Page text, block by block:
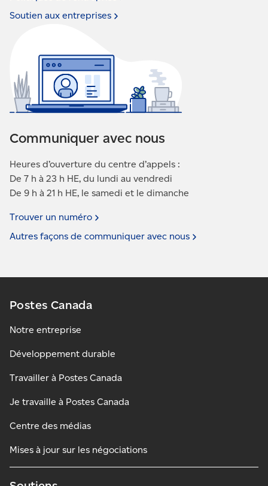
Soutien aux entreprises
Communiquer avec nous
Heures d’ouverture du centre d’appels :
De 7 h à 23 h HE, du lundi au vendredi
De 9 h à 21 h HE, le samedi et le dimanche
Trouver un numéro
Autres façons de communiquer avec nous
Postes Canada
Notre entreprise
Développement durable
Travailler à Postes Canada
Je travaille à Postes Canada
Centre des médias
Mises à jour sur les négociations